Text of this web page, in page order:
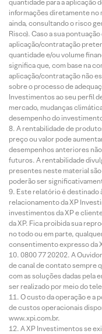
quantidade para a aplicação
informações diretamente no
ainda, consultando o risco
Risco). Caso a sua
aplicação/contratação
quantidade e/ou volume
significa que, com base na
aplicação/contratação não
sobre o processo de
Investimentos ao seu perfil
mercado, mudanças
desempenho do
A rentabilidade de
preço ou valor pode
desempenhos anteriores
futuros. A rentabilidade
presentes neste material
poderão ser
Este relatório é destinado
relacionamento da XP
investimentos da XP e
da XP. Fica proibida sua
no todo ou em parte,
consentimento expresso da
0800 77 20202. A
de canal de contato sempre
com as soluções dadas pela
ser realizado por meio do
O custo da operação e a
de custos operacionais
www.xpi.com.br.
A XP Investimentos se